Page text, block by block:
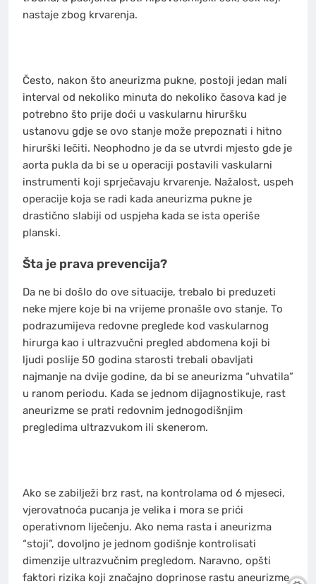
nastaje zbog krvarenja.
Često, nakon što aneurizma pukne, postoji jedan mali
interval od nekoliko minuta do nekoliko časova kad je
potrebno što prije doći u vaskularnu hiruršku
ustanovu gdje se ovo stanje može prepoznati i hitno
hirurški lečiti. Neophodno je da se utvrdi mjesto gde je
aorta pukla da bi se u operaciji postavili vaskularni
instrumenti koji sprječavaju krvarenje. Nažalost, uspeh
operacije koja se radi kada aneurizma pukne je
drastično slabiji od uspjeha kada se ista operiše
planski.
Šta je prava prevencija?
Da ne bi došlo do ove situacije, trebalo bi preduzeti
neke mjere koje bi na vrijeme pronašle ovo stanje. To
podrazumijeva redovne preglede kod vaskularnog
hirurga kao i ultrazvučni pregled abdomena koji bi
ljudi poslije 50 godina starosti trebali obavljati
najmanje na dvije godine, da bi se aneurizma “uhvatila”
u ranom periodu. Kada se jednom dijagnostikuje, rast
aneurizme se prati redovnim jednogodišnjim
pregledima ultrazvukom ili skenerom.
Ako se zabilježi brz rast, na kontrolama od 6 mjeseci,
vjerovatnoća pucanja je velika i mora se prići
operativnom liječenju. Ako nema rasta i aneurizma
“stoji”, dovoljno je jednom godišnje kontrolisati
dimenzije ultrazvučnim pregledom. Naravno, opšti
faktori rizika koji značajno doprinose rastu aneurizme